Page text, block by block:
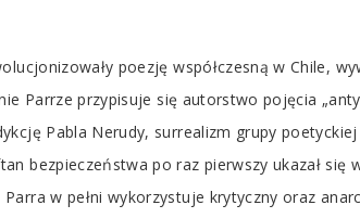
poezję współczesną w Chile,
Parrze przypisuje się autorstwo pojęcia
Pabla Nerudy, surrealizm grupy
bezpieczeństwa po raz pierwszy ukazał
w pełni wykorzystuje krytyczny oraz